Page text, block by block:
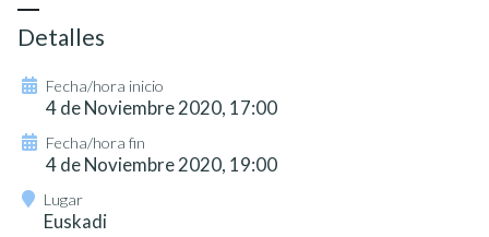
Detalles
Fecha/hora inicio
4 de Noviembre 2020, 17:00
Fecha/hora fin
4 de Noviembre 2020, 19:00
Lugar
Euskadi